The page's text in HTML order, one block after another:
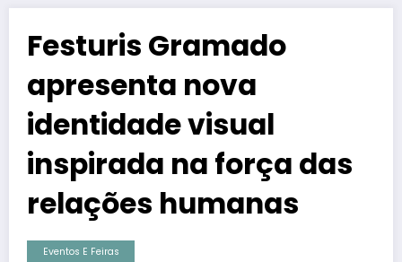
Festuris Gramado
apresenta nova
identidade visual
inspirada na força das
relações humanas
Eventos E Feiras